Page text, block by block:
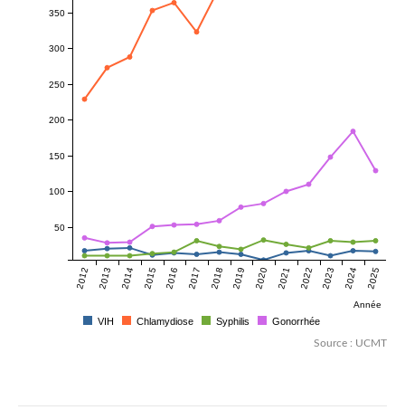
Année
2012 2013 2014 2015 2016 2017 2018 2019 2020 2021 2022 2023 2024 2025
50
100
150
200
250
300
350
VIH Chlamydiose Syphilis
Gonorrhée
Source : UCMT